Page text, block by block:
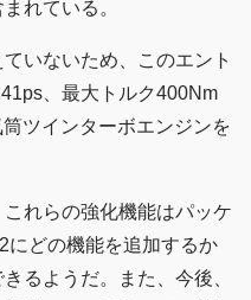
れている。
いないため、このエント
、最大トルク400Nm
ツインターボエンジンを
れらの強化機能はパッケ
にどの機能を追加するか
るようだ。また、今後、